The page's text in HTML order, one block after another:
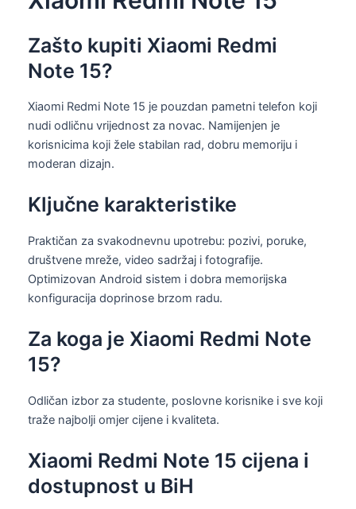
Zašto kupiti Xiaomi Redmi
Note 15?
Xiaomi Redmi Note 15 je pouzdan pametni telefon koji
nudi odličnu vrijednost za novac. Namijenjen je
korisnicima koji žele stabilan rad, dobru memoriju i
moderan dizajn.
Ključne karakteristike
Praktičan za svakodnevnu upotrebu: pozivi, poruke,
društvene mreže, video sadržaj i fotografije.
Optimizovan Android sistem i dobra memorijska
konfiguracija doprinose brzom radu.
Za koga je Xiaomi Redmi Note
15?
Odličan izbor za studente, poslovne korisnike i sve koji
traže najbolji omjer cijene i kvaliteta.
Xiaomi Redmi Note 15 cijena i
dostupnost u BiH